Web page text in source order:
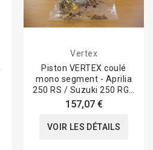
Vertex
Piston VERTEX coulé
mono segment - Aprilia
250 RS / Suzuki 250 RGV
VJ21/22...
157,07 €
VOIR LES DÉTAILS